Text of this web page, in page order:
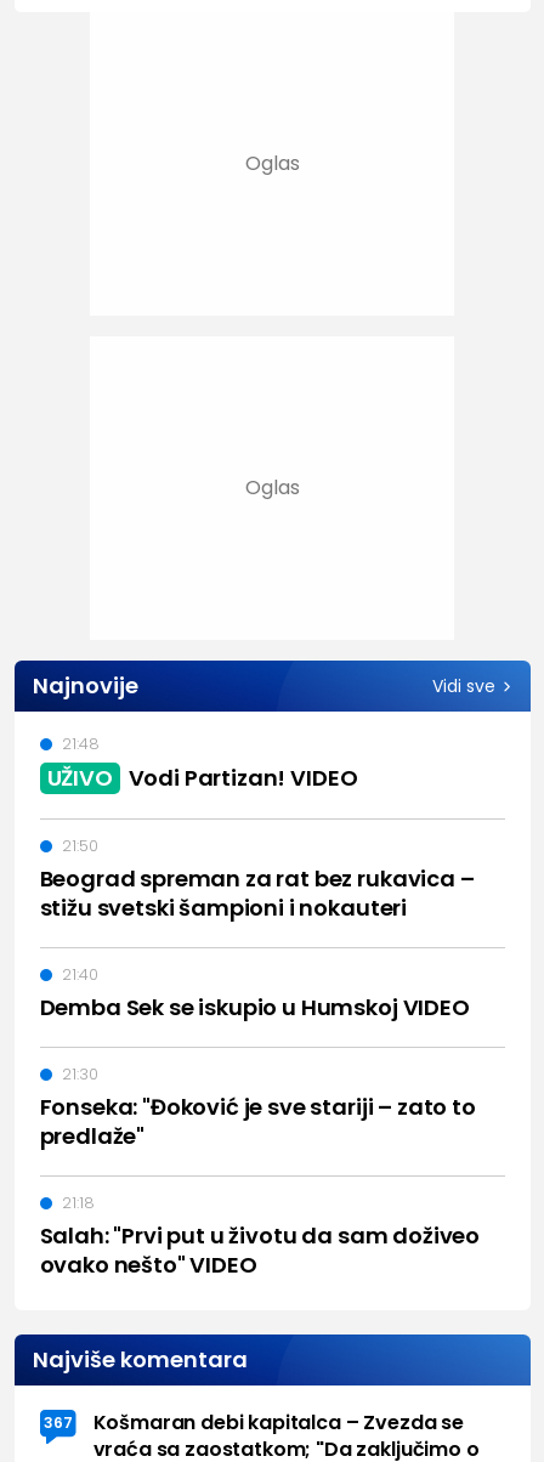
Najnovije Vidi sve
UŽIVO Vodi Partizan! VIDEO
21:48
Beograd spreman za rat bez rukavica –
stižu svetski šampioni i nokauteri
21:50
Demba Sek se iskupio u Humskoj VIDEO
21:40
Fonseka: "Đoković je sve stariji – zato to
predlaže"
21:30
Salah: "Prvi put u životu da sam doživeo
ovako nešto" VIDEO
21:18
Najviše komentara
367
Košmaran debi kapitalca – Zvezda se
vraća sa zaostatkom; "Da zaključimo o